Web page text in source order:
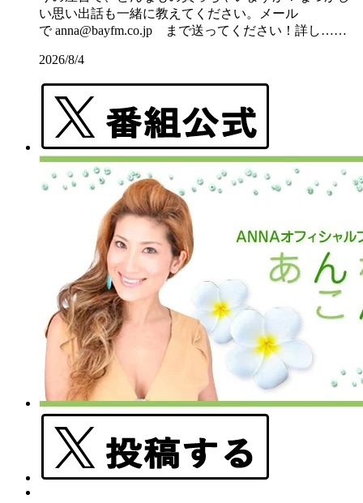
い思い出話も一緒に教えてください。メール
で anna@bayfm.co.jp まで送ってください！詳し……
2026/8/4